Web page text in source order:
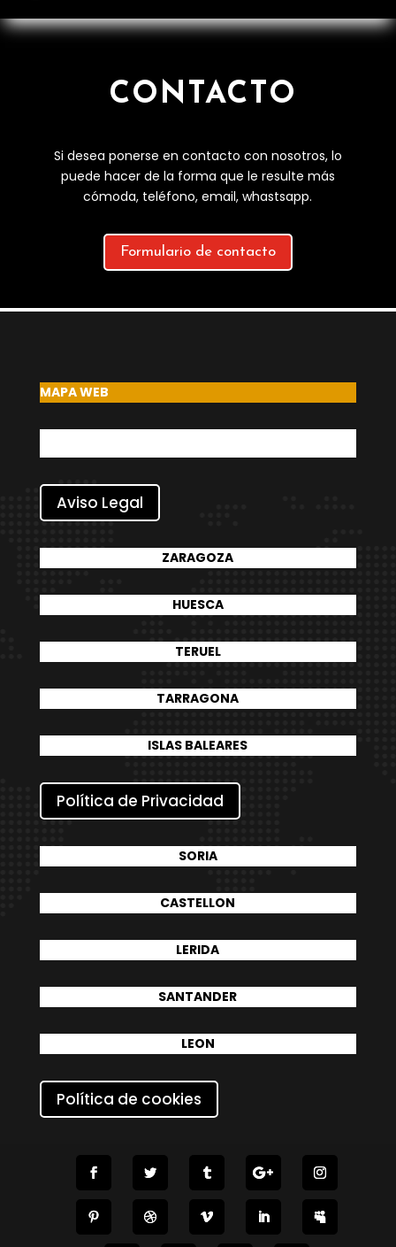
CONTACTO
Si desea ponerse en contacto con nosotros, lo
puede hacer de la forma que le resulte más
cómoda, teléfono, email, whastsapp.
Formulario de contacto
MAPA WEB
Aviso Legal
ZARAGOZA
HUESCA
TERUEL
TARRAGONA
ISLAS BALEARES
Política de Privacidad
SORIA
CASTELLON
LERIDA
SANTANDER
LEON
Política de cookies